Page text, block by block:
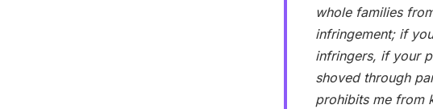
whole families
infringement; if
infringers, if your
shoved through
prohibits me from